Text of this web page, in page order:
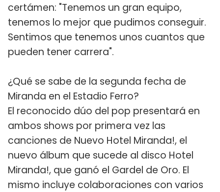
certámen: "Tenemos un gran equipo,
tenemos lo mejor que pudimos conseguir.
Sentimos que tenemos unos cuantos que
pueden tener carrera".
¿Qué se sabe de la segunda fecha de
Miranda en el Estadio Ferro?
El reconocido dúo del pop presentará en
ambos shows por primera vez las
canciones de Nuevo Hotel Miranda!, el
nuevo álbum que sucede al disco Hotel
Miranda!, que ganó el Gardel de Oro. El
mismo incluye colaboraciones con varios